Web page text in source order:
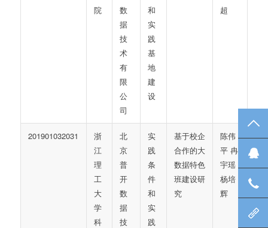
院
数
据
技
术
有
限
公
司
和
实
践
基
地
建
设
超
201901032031
浙
江
理
工
大
学
科
北
京
普
开
数
据
技
实
践
条
件
和
实
践
基于校企
合作的大
数据特色
班建设研
究
陈伟
平 冉
宇瑶
杨培
辉
在
咨
北